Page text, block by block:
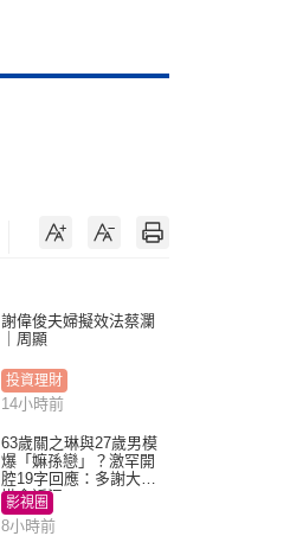
謝偉俊夫婦擬效法蔡瀾
｜周顯
投資理財
14小時前
63歲關之琳與27歲男模
爆「嫲孫戀」？激罕開
腔19字回應：多謝大家
掛念近況
影視圈
8小時前